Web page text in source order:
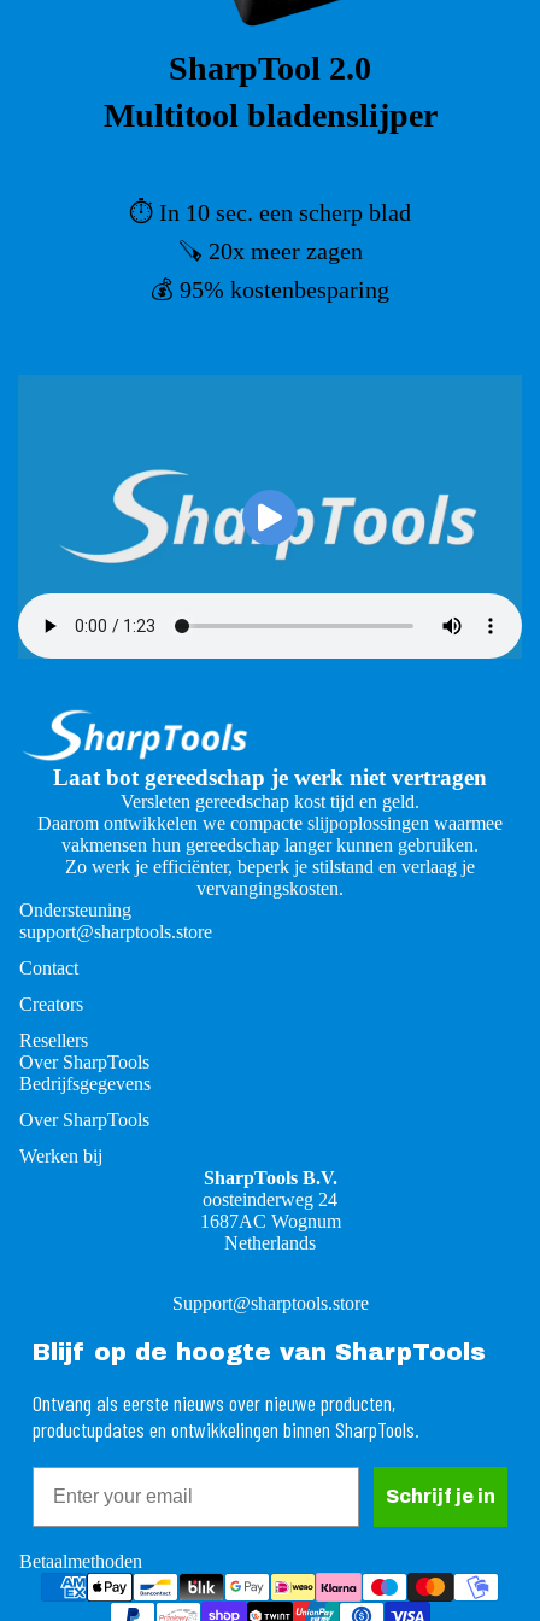
SharpTool 2.0
Multitool bladenslijper
⏱️ In 10 sec. een scherp blad
🪚 20x meer zagen
💰 95% kostenbesparing
Laat bot gereedschap je werk niet vertragen
Versleten gereedschap kost tijd en geld.
Daarom ontwikkelen we compacte slijpoplossingen waarmee
vakmensen hun gereedschap langer kunnen gebruiken.
Zo werk je efficiënter, beperk je stilstand en verlaag je
vervangingskosten.
Ondersteuning
support@sharptools.store
Contact
Creators
Resellers
Over SharpTools
Bedrijfsgegevens
Over SharpTools
Werken bij
SharpTools B.V.
oosteinderweg 24
1687AC Wognum
Netherlands
Support@sharptools.store
Blijf op de hoogte van SharpTools
Ontvang als eerste nieuws over nieuwe producten,
productupdates en ontwikkelingen binnen SharpTools.
Schrijf je in
Betaalmethoden